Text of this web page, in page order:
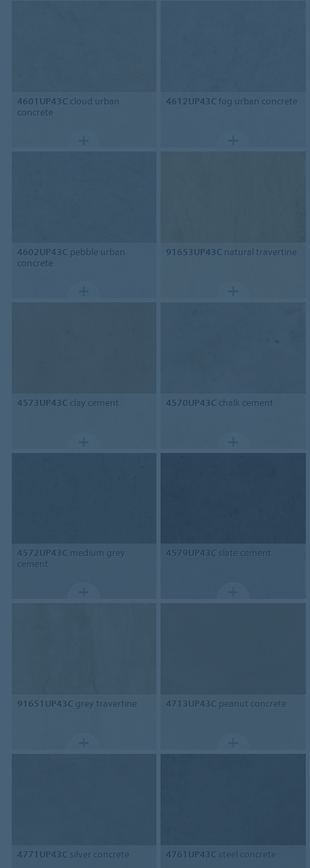
4601UP43C cloud urban
concrete
4612UP43C fog urban concrete
4602UP43C pebble urban
concrete
91653UP43C natural travertine
4573UP43C clay cement 4570UP43C chalk cement
4572UP43C medium grey
cement
4579UP43C slate cement
91651UP43C grey travertine 4713UP43C peanut concrete
4771UP43C silver concrete 4761UP43C steel concrete